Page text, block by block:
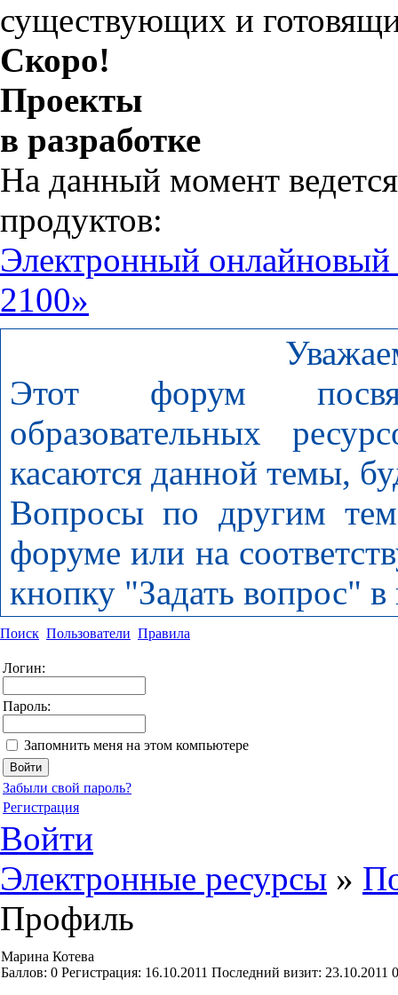
существующих и
Скоро!
Проекты
в разработке
На данный момент
продуктов:
Электронный
2100»
Этот форум
образовательных
касаются данной темы,
Вопросы по другим
форуме или на
кнопку "Задать вопрос"
Поиск Пользователи Правила
Логин:
Пароль:
Запомнить меня на этом компьютере
Забыли свой пароль?
Регистрация
Войти
Электронные ресурсы »
Профиль
Марина Котева
Баллов: 0 Регистрация: 16.10.2011 Последний визит: 23.10.2011